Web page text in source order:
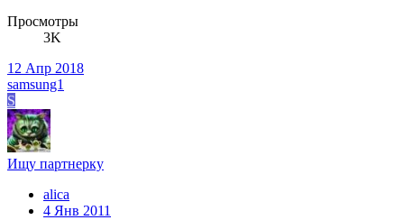
Просмотры
3K
12 Апр 2018
samsung1
S
Ищу партнерку
alica
4 Янв 2011